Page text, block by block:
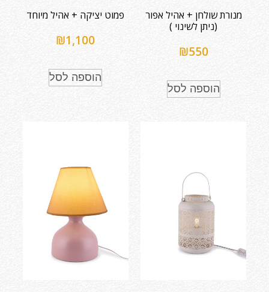
מנורת שולחן + אהיל אפור
(ניתן לשינוי )
₪550
הוספה לסל
פמוט יציקה + אהיל מיוחד
₪1,100
הוספה לסל